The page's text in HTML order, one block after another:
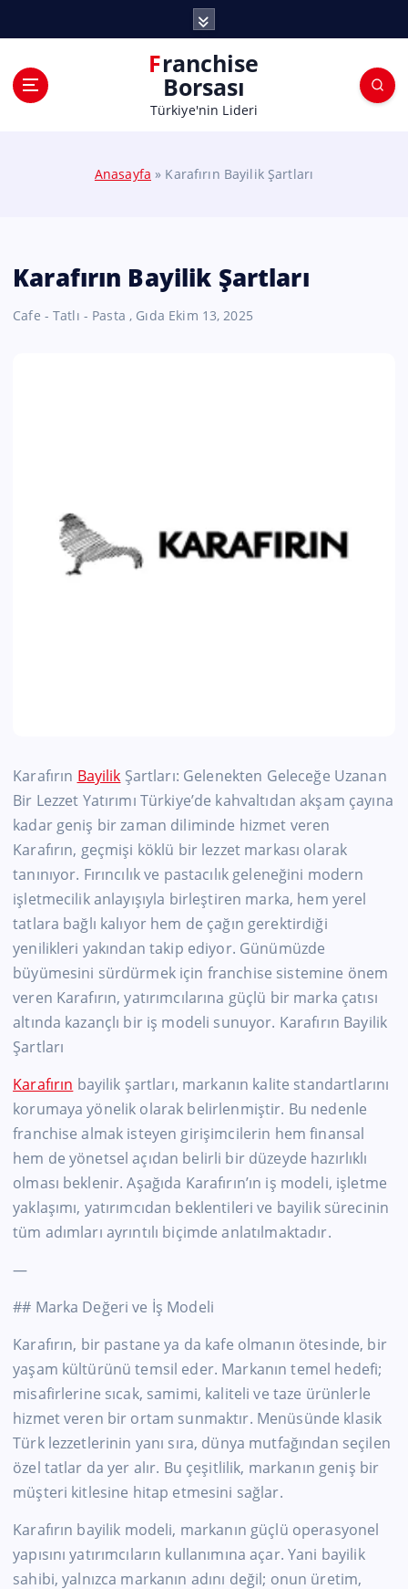
Franchise
Borsası
Türkiye'nin Lideri
Anasayfa » Karafırın Bayilik Şartları
Karafırın Bayilik Şartları
Cafe - Tatlı - Pasta , Gıda Ekim 13, 2025
Karafırın Bayilik Şartları: Gelenekten Geleceğe Uzanan
Bir Lezzet Yatırımı Türkiye’de kahvaltıdan akşam çayına
kadar geniş bir zaman diliminde hizmet veren
Karafırın, geçmişi köklü bir lezzet markası olarak
tanınıyor. Fırıncılık ve pastacılık geleneğini modern
işletmecilik anlayışıyla birleştiren marka, hem yerel
tatlara bağlı kalıyor hem de çağın gerektirdiği
yenilikleri yakından takip ediyor. Günümüzde
büyümesini sürdürmek için franchise sistemine önem
veren Karafırın, yatırımcılarına güçlü bir marka çatısı
altında kazançlı bir iş modeli sunuyor. Karafırın Bayilik
Şartları
Karafırın bayilik şartları, markanın kalite standartlarını
korumaya yönelik olarak belirlenmiştir. Bu nedenle
franchise almak isteyen girişimcilerin hem finansal
hem de yönetsel açıdan belirli bir düzeyde hazırlıklı
olması beklenir. Aşağıda Karafırın’ın iş modeli, işletme
yaklaşımı, yatırımcıdan beklentileri ve bayilik sürecinin
tüm adımları ayrıntılı biçimde anlatılmaktadır.
—
## Marka Değeri ve İş Modeli
Karafırın, bir pastane ya da kafe olmanın ötesinde, bir
yaşam kültürünü temsil eder. Markanın temel hedefi;
misafirlerine sıcak, samimi, kaliteli ve taze ürünlerle
hizmet veren bir ortam sunmaktır. Menüsünde klasik
Türk lezzetlerinin yanı sıra, dünya mutfağından seçilen
özel tatlar da yer alır. Bu çeşitlilik, markanın geniş bir
müşteri kitlesine hitap etmesini sağlar.
Karafırın bayilik modeli, markanın güçlü operasyonel
yapısını yatırımcıların kullanımına açar. Yani bayilik
sahibi, yalnızca markanın adını değil; onun üretim,